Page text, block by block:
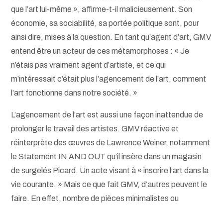
que l’art lui-même », affirme-t-il malicieusement. Son
économie, sa sociabilité, sa portée politique sont, pour
ainsi dire, mises à la question. En tant qu’agent d’art, GMV
entend être un acteur de ces métamorphoses : « Je
n’étais pas vraiment agent d’artiste, et ce qui
m’intéressait c’était plus l’agencement de l’art, comment
l’art fonctionne dans notre société. »
L’agencement de l’art est aussi une façon inattendue de
prolonger le travail des artistes. GMV réactive et
réinterprète des œuvres de Lawrence Weiner, notamment
le Statement IN AND OUT qu’il insère dans un magasin
de surgelés Picard. Un acte visant à « inscrire l’art dans la
vie courante. » Mais ce que fait GMV, d’autres peuvent le
faire. En effet, nombre de pièces minimalistes ou